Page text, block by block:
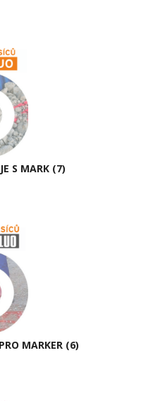
S MARK (7)
MARKER (6)